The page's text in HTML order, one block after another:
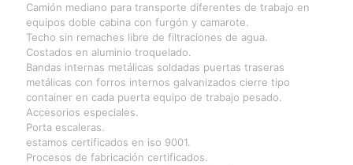
Camión mediano para transporte diferentes de trabajo en
equipos doble cabina con furgón y camarote.
Techo sin remaches libre de filtraciones de agua.
Costados en aluminio troquelado.
Bandas internas metálicas soldadas puertas traseras
metálicas con forros internos galvanizados cierre tipo
container en cada puerta equipo de trabajo pesado.
Accesorios especiales.
Porta escaleras.
estamos certificados en iso 9001.
Procesos de fabricación certificados.